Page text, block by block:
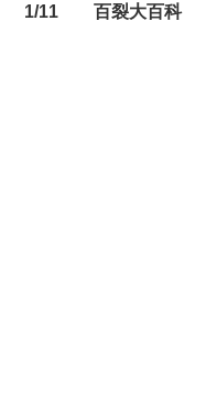
1/11 百裂大百科